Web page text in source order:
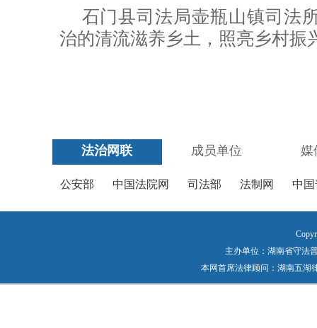
石门县司法局壶瓶山镇司法
治的清流滋养乡土，照亮乡村振
法治网联 成员单位 媒
公安部 中国法院网 司法部 法制网 中
主办单位：湖南省守法
本网首席法律顾问：湖南五湖